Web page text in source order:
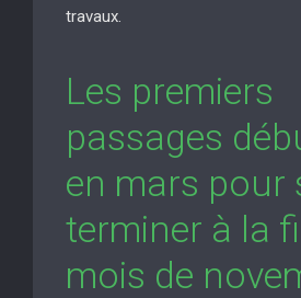
travaux.
Les premiers
passages
en mars pour
terminer à la
mois de